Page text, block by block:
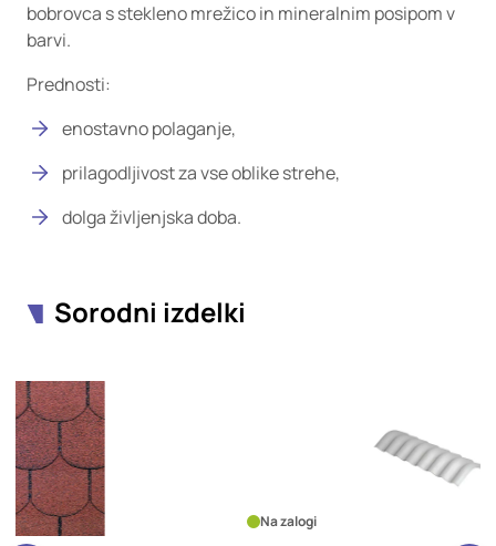
bobrovca s stekleno mrežico in mineralnim posipom v
barvi.
Prednosti:
enostavno polaganje,
prilagodljivost za vse oblike strehe,
dolga življenjska doba.
Sorodni izdelki
Na zalogi